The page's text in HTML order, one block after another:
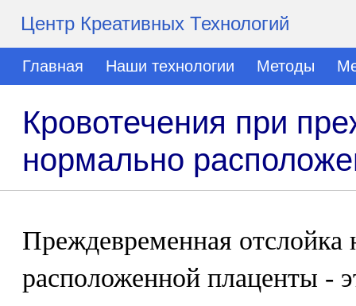
Центр Креативных Технологий
Главная Наши технологии Методы
Кровотечения при
нормально
Преждевременная отслойка
расположенной плаценты -